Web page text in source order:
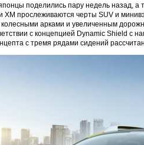
поделились пару недель назад,
XM прослеживаются черты SUV и
арками и увеличенным
с концепцией Dynamic Shield с
с тремя рядами сидений